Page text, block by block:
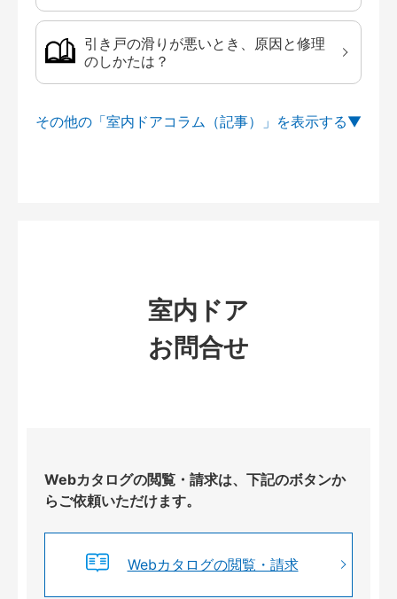
引き戸の滑りが悪いとき、原因と修理
のしかたは？
その他の「室内ドアコラム（記事）」を
室内ドア
お問合せ
Webカタログの閲覧・請求は、下記のボタンか
らご依頼いただけます。
Webカタログの閲覧・請求